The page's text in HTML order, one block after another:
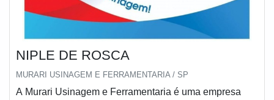
NIPLE DE ROSCA
MURARI USINAGEM E FERRAMENTARIA / SP
A Murari Usinagem e Ferramentaria é uma empresa